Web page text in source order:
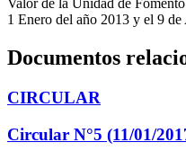
Valor de la Unidad de
1 Enero del año 2013 y el 9
Documentos
CIRCULAR
Circular N°5 (11/01/